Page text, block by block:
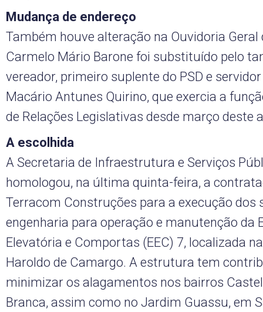
Mudança de endereço
Também houve alteração na Ouvidoria Geral
Carmelo Mário Barone foi substituído pelo
vereador, primeiro suplente do PSD e
Macário Antunes Quirino, que exercia a
de Relações Legislativas desde março deste
A escolhida
A Secretaria de Infraestrutura e Serviços
homologou, na última quinta-feira, a
Terracom Construções para a execução dos
engenharia para operação e manutenção da
Elevatória e Comportas (EEC) 7, localizada
Haroldo de Camargo. A estrutura tem
minimizar os alagamentos nos bairros
Branca, assim como no Jardim Guassu, em